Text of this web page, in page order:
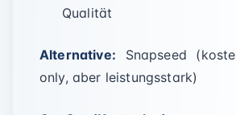
Qualität
Alternative: Snapseed
only, aber leistungsstark)